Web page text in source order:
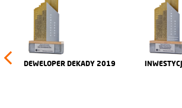
INWESTYCJA DEKADY 2019
TWÓRCY